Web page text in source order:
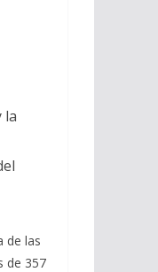
la
de las
de 357